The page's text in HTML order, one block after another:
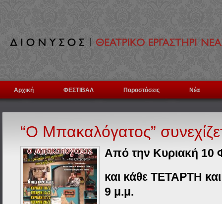
Αρχική ΦΕΣΤΙΒΑΛ Παραστάσεις Νέα
“Ο Μπακαλόγατος”
Από την Κυριακή 10
και κάθε ΤΕΤΑΡΤΗ
9 μ.μ.